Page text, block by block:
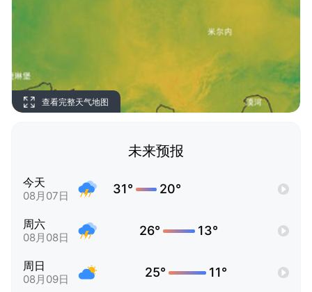
查看完整天气地图
未来预报
今天
08月07日 31° 20°
周六
08月08日 26° 13°
周日
08月09日 25° 11°